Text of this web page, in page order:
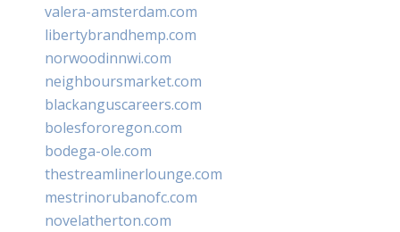
valera-amsterdam.com
libertybrandhemp.com
norwoodinnwi.com
neighboursmarket.com
blackanguscareers.com
bolesfororegon.com
bodega-ole.com
thestreamlinerlounge.com
mestrinorubanofc.com
novelatherton.com